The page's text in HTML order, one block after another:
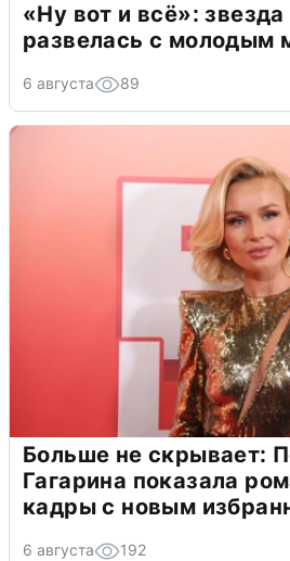
«Ну вот и всё»:
развелась с молодым
6 августа 89
Больше не скрывает:
Гагарина показала
кадры с новым
6 августа 192